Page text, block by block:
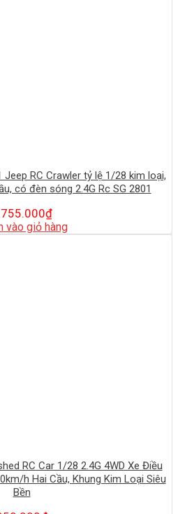
Jeep RC Crawler tỷ lệ 1/28 kim loại,
có đèn sóng 2.4G Rc SG 2801
₫
vào giỏ hàng
RC Car 1/28 2.4G 4WD Xe Điều
h Hai Cầu, Khung Kim Loại Siêu
Bền